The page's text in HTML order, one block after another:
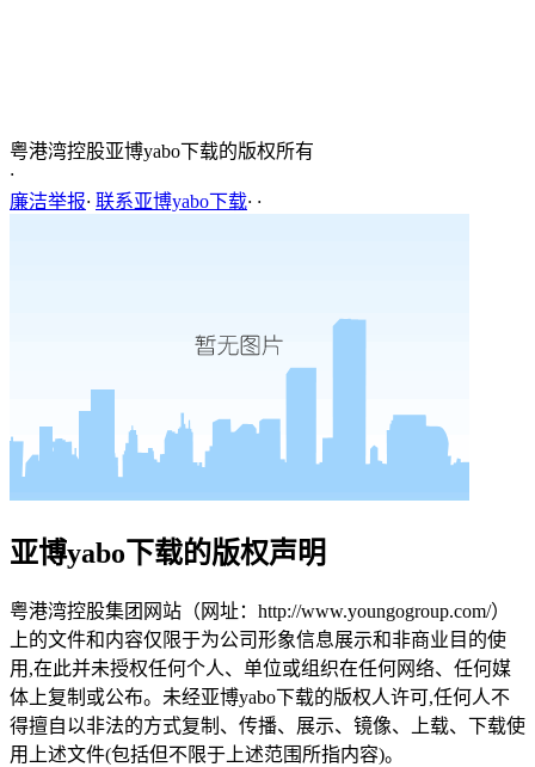
粤港湾控股亚博yabo下载的版权所有
·
廉洁举报· 联系亚博yabo下载· ·
亚博yabo下载的版权声明
粤港湾控股集团网站（网址：http://www.youngogroup.com/）
上的文件和内容仅限于为公司形象信息展示和非商业目的使
用,在此并未授权任何个人、单位或组织在任何网络、任何媒
体上复制或公布。未经亚博yabo下载的版权人许可,任何人不
得擅自以非法的方式复制、传播、展示、镜像、上载、下载使
用上述文件(包括但不限于上述范围所指内容)。